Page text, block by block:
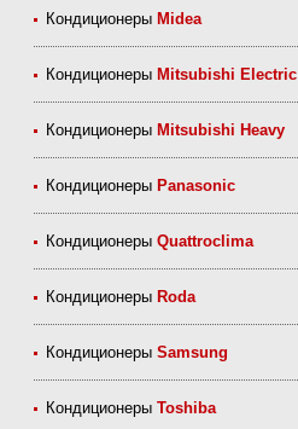
Кондиционеры Midea
Кондиционеры Mitsubishi Electric
Кондиционеры Mitsubishi Heavy
Кондиционеры Panasonic
КондиционерыQuattroclima
Кондиционеры Roda
КондиционерыSamsung
КондиционерыToshiba